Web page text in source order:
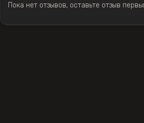
Пока нет отзывов, оставьте отзыв